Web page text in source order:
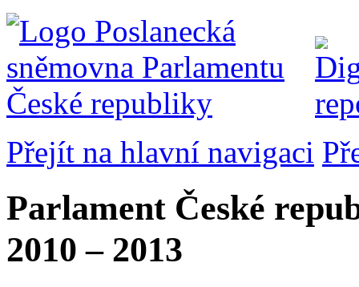
Přejít na hlavní navigaci
Parlament České
2010 – 2013